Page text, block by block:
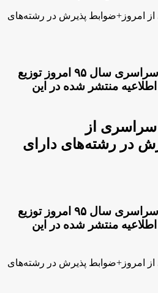
امروز+ضوابط پذیرش در رشته‌های
کارت شرکت در آزمون سراسری سال ۹۵ امروز توزیع
منتشر شده در این
سراسری از
در رشته‌های دارای
کارت شرکت در آزمون سراسری سال ۹۵ امروز توزیع
منتشر شده در این
امروز+ضوابط پذیرش در رشته‌های